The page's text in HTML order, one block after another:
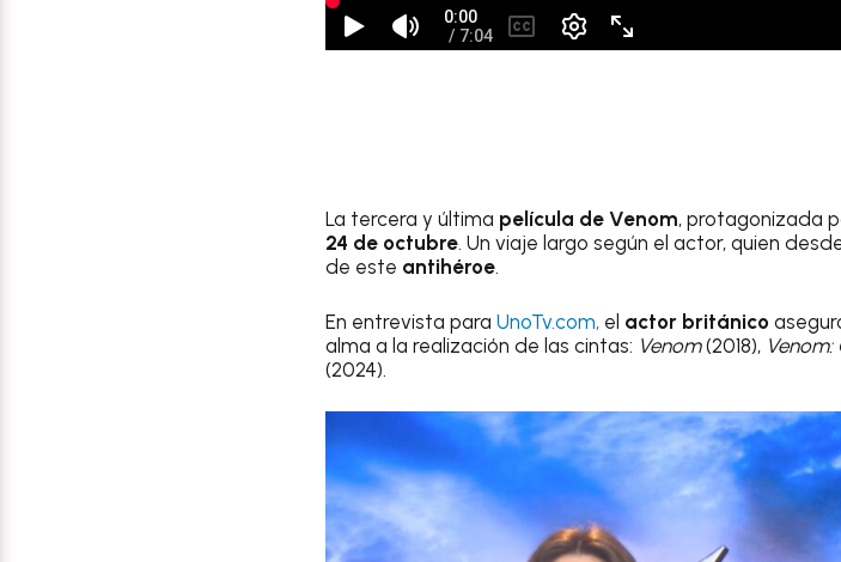
La tercera y última película de Venom, protagonizada
24 de octubre. Un viaje largo según el actor, quien
de este antihéroe.
En entrevista para UnoTv.com, el actor británico
alma a la realización de las cintas: Venom(2018),
(2024).